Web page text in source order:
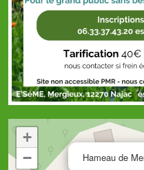
Hameau de
+
−